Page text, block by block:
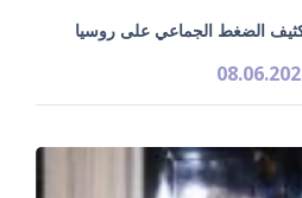
الضغط الجماعي على روسيا